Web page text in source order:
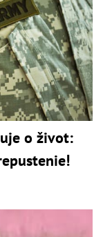
o život: